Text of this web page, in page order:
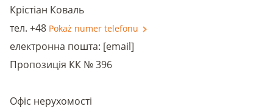
Крістіан Коваль
тел. +48 Pokaż numer telefonu
електронна пошта: [email]
Пропозиція КК № 396
Офіс нерухомості